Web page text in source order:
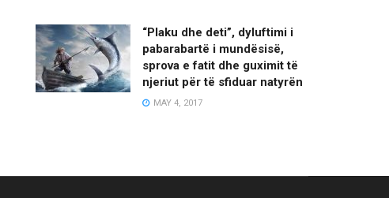
“Plaku dhe deti”, dyluftimi i
pabarabartë i mundësisë,
sprova e fatit dhe guximit të
njeriut për të sfiduar natyrën
MAY 4, 2017